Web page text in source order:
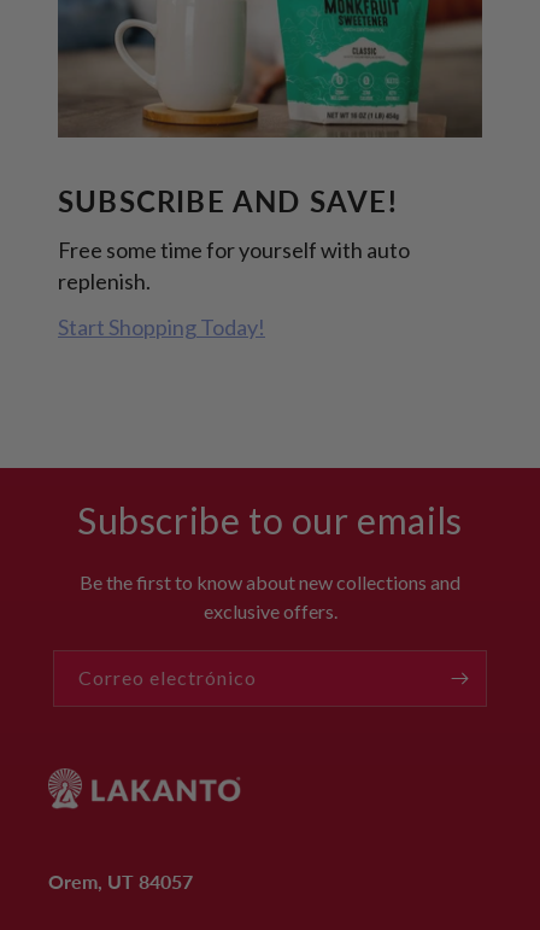
SUBSCRIBE AND SAVE!
Free some time for yourself with auto
replenish.
Start Shopping Today!
Subscribe to our emails
Be the first to know about new collections and
exclusive offers.
Correo electrónico
Orem, UT 84057